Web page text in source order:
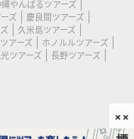
やんばるツアーズ
ズ
慶良間ツアーズ
久米島ツアーズ
アーズ
ホノルルツアーズ
ツアーズ
長野ツアーズ
××